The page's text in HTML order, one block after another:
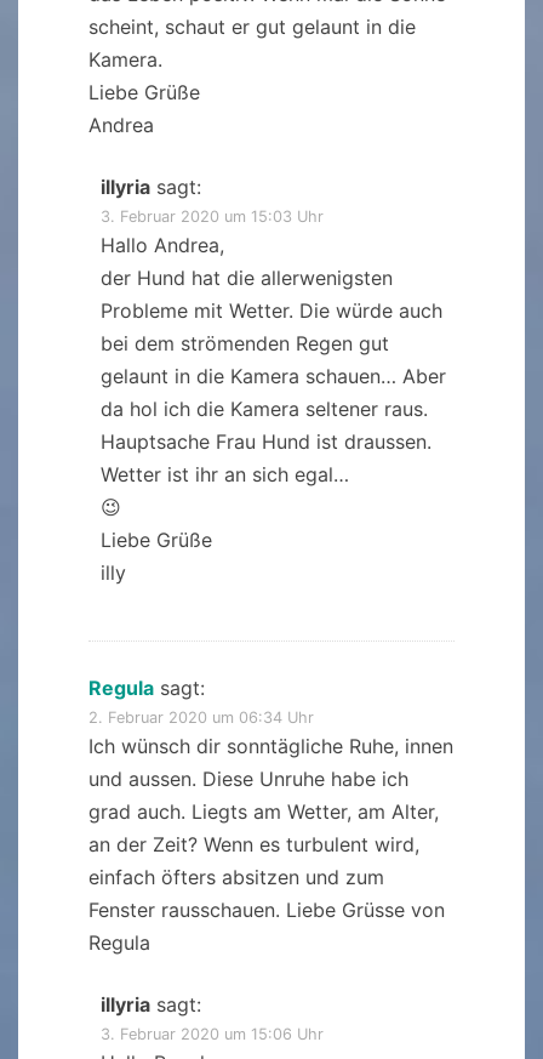
scheint, schaut er gut gelaunt in die
Kamera.
Liebe Grüße
Andrea
illyria sagt:
3. Februar 2020 um 15:03 Uhr
Hallo Andrea,
der Hund hat die allerwenigsten
Probleme mit Wetter. Die würde auch
bei dem strömenden Regen gut
gelaunt in die Kamera schauen… Aber
da hol ich die Kamera seltener raus.
Hauptsache Frau Hund ist draussen.
Wetter ist ihr an sich egal…
😉
Liebe Grüße
illy
Regula sagt:
2. Februar 2020 um 06:34 Uhr
Ich wünsch dir sonntägliche Ruhe, innen
und aussen. Diese Unruhe habe ich
grad auch. Liegts am Wetter, am Alter,
an der Zeit? Wenn es turbulent wird,
einfach öfters absitzen und zum
Fenster rausschauen. Liebe Grüsse von
Regula
illyria sagt:
3. Februar 2020 um 15:06 Uhr